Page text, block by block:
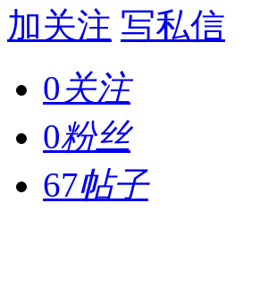
加关注 写私信
0关注
0粉丝
67帖子